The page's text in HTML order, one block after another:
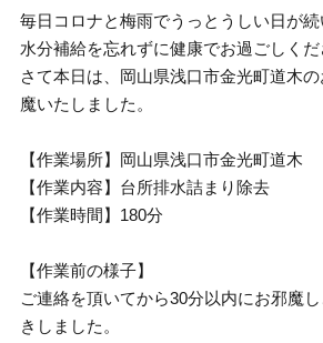
毎日コロナと梅雨でうっとうしい日が続
水分補給を忘れずに健康でお過ごしくだ
さて本日は、岡山県浅口市金光町道木
魔いたしました。
【作業場所】岡山県浅口市金光町道木
【作業内容】台所排水詰まり除去
【作業時間】180分
【作業前の様子】
ご連絡を頂いてから30分以内にお邪魔
きしました。